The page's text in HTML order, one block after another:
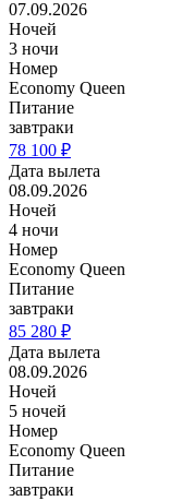
07.09.2026
Ночей
3 ночи
Номер
Economy Queen
Питание
завтраки
78 100 ₽
Дата вылета
08.09.2026
Ночей
4 ночи
Номер
Economy Queen
Питание
завтраки
85 280 ₽
Дата вылета
08.09.2026
Ночей
5 ночей
Номер
Economy Queen
Питание
завтраки